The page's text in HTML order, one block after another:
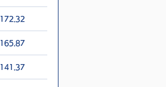
172.32
165.87
141.37